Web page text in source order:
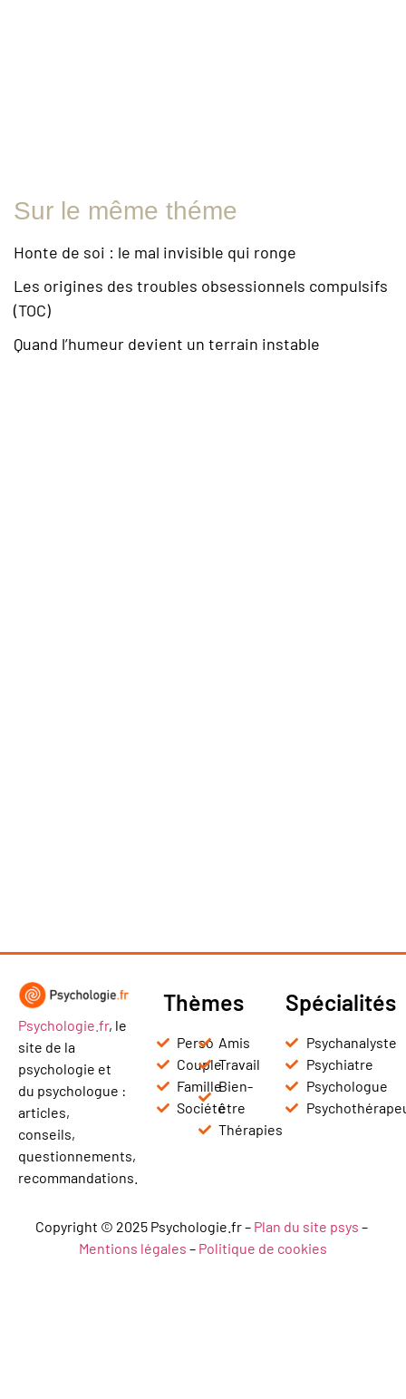
Sur le même théme
Honte de soi : le mal invisible qui ronge
Les origines des troubles obsessionnels compulsifs
(TOC)
Quand l’humeur devient un terrain instable
Psychologie.fr, le
site de la
psychologie et
du psychologue :
articles,
conseils,
questionnements,
recommandations.
Thèmes
Perso
Couple
Famille
Société
Amis
Travail
Bien-
être
Thérapies
Spécialités
Psychanalyste
Psychiatre
Psychologue
Copyright © 2025 Psychologie.fr – Plan du site psys –
Mentions légales – Politique de cookies